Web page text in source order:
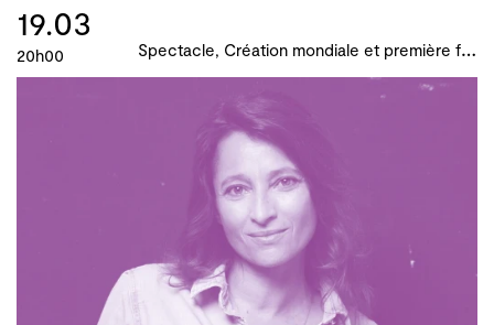
19.03
20h00 S
pectacle, Création mondiale et première française, B!ME 2024